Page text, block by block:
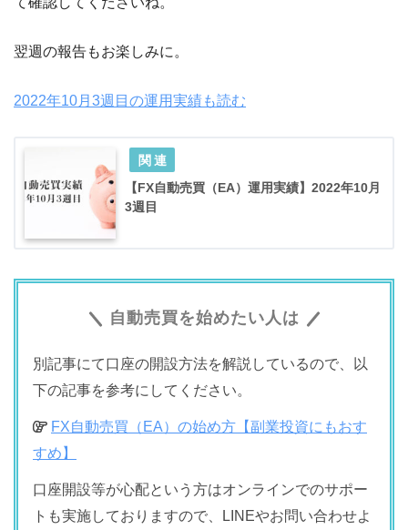
翌週の報告もお楽しみに。
2022年10月3週目の運用実績も読む
【FX自動売買（EA）運用実績】2022年10月
3週目
自動売買を始めたい人は
別記事にて口座の開設方法を解説しているので、以
下の記事を参考にしてください。
FX自動売買（EA）の始め方【副業投資にもおす
すめ】
口座開設等が心配という方はオンラインでのサポー
トも実施しておりますので、LINEやお問い合わせよ